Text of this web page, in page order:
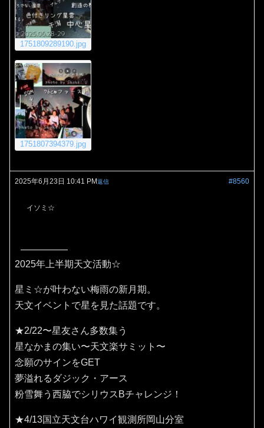
1751809289190.jpg
1751807394379.jpg
2025年6月23日 10:41 PM #8560
返信
イソミ☆
2025年上半期天文活動☆
星ミ☆が叶わない梅雨の新月期。
天文イベントで星を見た話題です。
★2/22〜星友さん多数集う
星なかまの集い〜天文楽サミット〜
念願のサインをGET
夢溢れるダジック・アース
粉雪舞う西脇でシリウスBチャレンジ！
★4/13国立天文台ハワイ観測所岡山分室